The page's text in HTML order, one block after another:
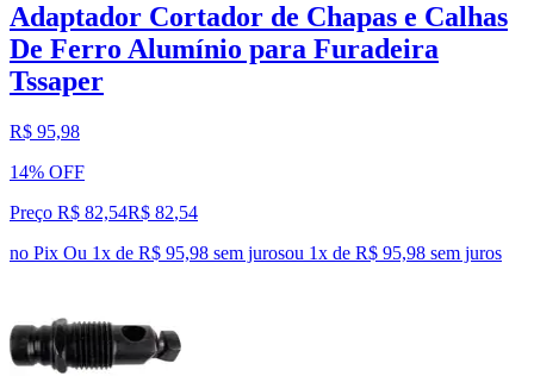
Adaptador Cortador de Chapas e Calhas
De Ferro Alumínio para Furadeira
Tssaper
R$ 95,98
14% OFF
Preço R$ 82,54R$ 82,54
no Pix Ou 1x de R$ 95,98 sem jurosou 1x de R$ 95,98 sem juros